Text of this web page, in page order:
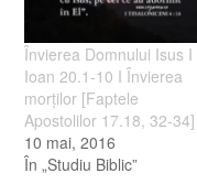
Învierea Domnului Isus I
Ioan 20.1-10 I Învierea
morţilor [Faptele
Apostolilor 17.18, 32-34]
10 mai, 2016
În „Studiu Biblic”